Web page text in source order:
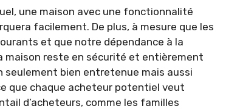
une maison avec une fonctionnalité
facilement. De plus, à mesure que les
et que notre dépendance à la
maison reste en sécurité et entièrement
seulement bien entretenue mais aussi
que chaque acheteur potentiel veut
d’acheteurs, comme les familles